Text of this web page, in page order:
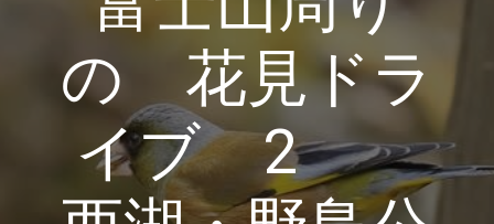
の 花見ドラ
イブ 2